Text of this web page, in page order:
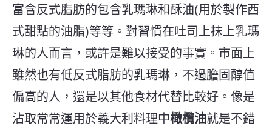
富含反式脂肪的包含乳瑪琳和酥油(用於製作西
式甜點的油脂)等等。對習慣在吐司上抹上乳瑪
琳的人而言，或許是難以接受的事實。市面上
雖然也有低反式脂肪的乳瑪琳，不過膽固醇值
偏高的人，還是以其他食材代替比較好。像是
沾取常常運用於義大利料理中橄欖油就是不錯